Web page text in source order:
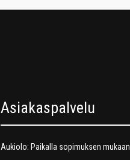
Asiakaspalvelu
Aukiolo: Paikalla sopimuksen mukaan.